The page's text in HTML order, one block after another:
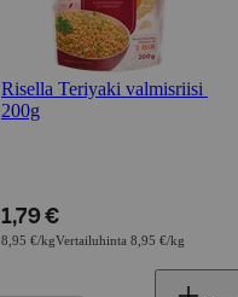
Risella Teriyaki valmisriisi
200g
1,79 €
8,95 €/kgVertailuhinta 8,95 €/kg